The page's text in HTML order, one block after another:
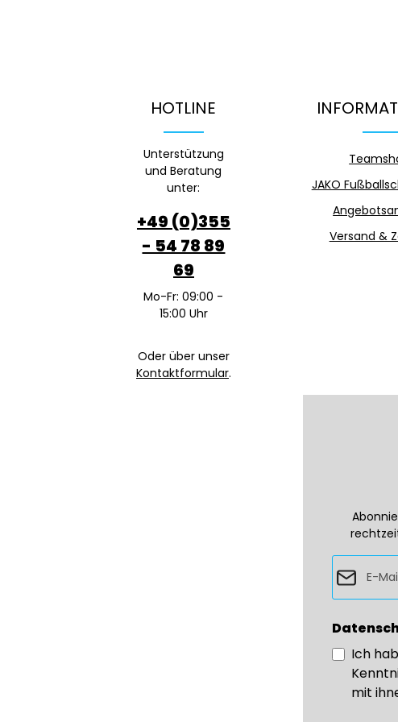
HOTLINE
Unterstützung
und Beratung
unter:
+49 (0)355
- 54 78 89
69
Mo-Fr: 09:00 -
15:00 Uhr
Oder über unser
Kontaktformular.
JAKO
Versand &
Ich
mit